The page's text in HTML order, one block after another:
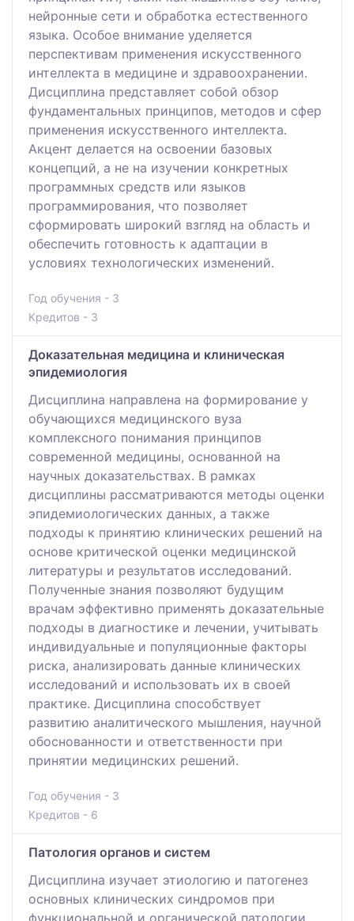
нейронные сети и обработка естественного
языка. Особое внимание уделяется
перспективам применения искусственного
интеллекта в медицине и здравоохранении.
Дисциплина представляет собой обзор
фундаментальных принципов, методов и сфер
применения искусственного интеллекта.
Акцент делается на освоении базовых
концепций, а не на изучении конкретных
программных средств или языков
программирования, что позволяет
сформировать широкий взгляд на область и
обеспечить готовность к адаптации в
условиях технологических изменений.
Год обучения - 3
Кредитов - 3
Доказательная медицина и клиническая
эпидемиология
Дисциплина направлена на формирование у
обучающихся медицинского вуза
комплексного понимания принципов
современной медицины, основанной на
научных доказательствах. В рамках
дисциплины рассматриваются методы оценки
эпидемиологических данных, а также
подходы к принятию клинических решений на
основе критической оценки медицинской
литературы и результатов исследований.
Полученные знания позволяют будущим
врачам эффективно применять доказательные
подходы в диагностике и лечении, учитывать
индивидуальные и популяционные факторы
риска, анализировать данные клинических
исследований и использовать их в своей
практике. Дисциплина способствует
развитию аналитического мышления, научной
обоснованности и ответственности при
принятии медицинских решений.
Год обучения - 3
Кредитов - 6
Патология органов и систем
Дисциплина изучает этиологию и патогенез
основных клинических синдромов при